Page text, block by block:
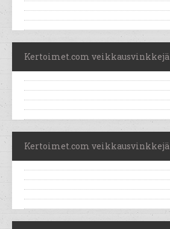
Kertoimet.com veikkausvinkkejä
Kertoimet.com veikkausvinkkejä